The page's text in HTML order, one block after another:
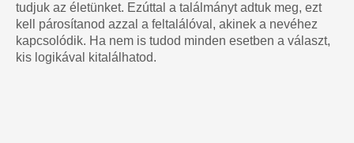
tudjuk az életünket. Ezúttal a találmányt adtuk meg, ezt
kell párosítanod azzal a feltalálóval, akinek a nevéhez
kapcsolódik. Ha nem is tudod minden esetben a választ,
kis logikával kitalálhatod.